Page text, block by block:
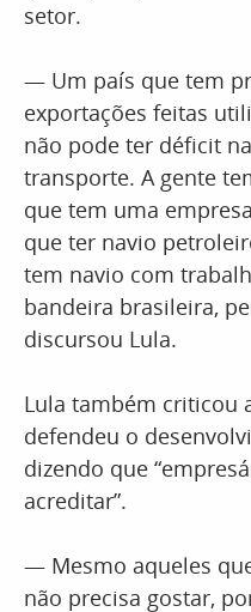
setor.
— Um país que tem
exportações feitas
não pode ter déficit
transporte. A gente
que tem uma
que ter navio
tem navio com
bandeira brasileira,
discursou Lula.
Lula também criticou
defendeu o
dizendo que
acreditar”.
— Mesmo aqueles
não precisa gostar,